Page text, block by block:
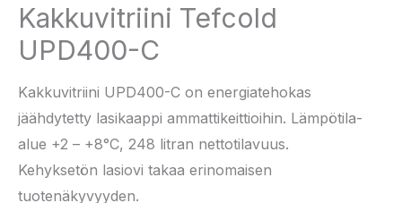
Kakkuvitriini Tefcold
UPD400-C
Kakkuvitriini UPD400-C on energiatehokas
jäähdytetty lasikaappi ammattikeittioihin. Lämpötila-
alue +2 – +8°C, 248 litran nettotilavuus.
Kehyksetön lasiovi takaa erinomaisen
tuotenäkyvyyden.